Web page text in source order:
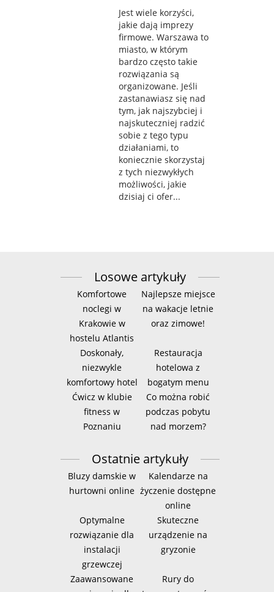
Jest wiele korzyści,
jakie dają imprezy
firmowe. Warszawa to
miasto, w którym
bardzo często takie
rozwiązania są
organizowane. Jeśli
zastanawiasz się nad
tym, jak najszybciej i
najskuteczniej radzić
sobie z tego typu
działaniami, to
koniecznie skorzystaj
z tych niezwykłych
możliwości, jakie
dzisiaj ci ofer...
Losowe artykuły
Komfortowe
noclegi w
Krakowie w
hostelu Atlantis
Najlepsze miejsce
na wakacje letnie
oraz zimowe!
Doskonały,
niezwykle
komfortowy hotel
Restauracja
hotelowa z
bogatym menu
Ćwicz w klubie
fitness w
Poznaniu
Co można robić
podczas pobytu
nad morzem?
Ostatnie artykuły
Bluzy damskie w
hurtowni online
Kalendarze na
życzenie dostępne
online
Optymalne
rozwiązanie dla
instalacji
grzewczej
Skuteczne
urządzenie na
gryzonie
Zaawansowane
Rury do